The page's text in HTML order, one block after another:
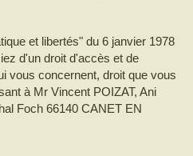
et libertés" du 6 janvier 1978
d'un droit d'accès et de
vous concernent, droit que vous
à Mr Vincent POIZAT, Ani
Foch 66140 CANET EN